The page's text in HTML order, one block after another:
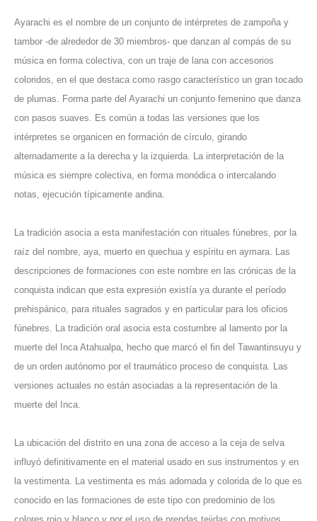
Ayarachi es el nombre de un conjunto de intérpretes de zampoña y
tambor -de alrededor de 30 miembros- que danzan al compás de su
música en forma colectiva, con un traje de lana con accesorios
coloridos, en el que destaca como rasgo característico un gran tocado
de plumas. Forma parte del Ayarachi un conjunto femenino que danza
con pasos suaves. Es común a todas las versiones que los
intérpretes se organicen en formación de círculo, girando
alternadamente a la derecha y la izquierda. La interpretación de la
música es siempre colectiva, en forma monódica o intercalando
notas, ejecución típicamente andina.
La tradición asocia a esta manifestación con rituales fúnebres, por la
raíz del nombre, aya, muerto en quechua y espíritu en aymara. Las
descripciones de formaciones con este nombre en las crónicas de la
conquista indican que esta expresión existía ya durante el período
prehispánico, para rituales sagrados y en particular para los oficios
fúnebres. La tradición oral asocia esta costumbre al lamento por la
muerte del Inca Atahualpa, hecho que marcó el fin del Tawantinsuyu y
de un orden autónomo por el traumático proceso de conquista. Las
versiones actuales no están asociadas a la representación de la
muerte del Inca.
La ubicación del distrito en una zona de acceso a la ceja de selva
influyó definitivamente en el material usado en sus instrumentos y en
la vestimenta. La vestimenta es más adornada y colorida de lo que es
conocido en las formaciones de este tipo con predominio de los